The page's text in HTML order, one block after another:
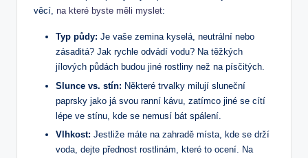
věcí, na které byste měli myslet:
Typ půdy: Je vaše zemina kyselá, neutrální nebo
zásaditá? Jak rychle odvádí vodu? Na těžkých
jílových půdách budou jiné rostliny než na písčitých.
Slunce vs. stín: Některé trvalky milují sluneční
paprsky jako já svou ranní kávu, zatímco jiné se cítí
lépe ve stínu, kde se nemusí bát spálení.
Vlhkost: Jestliže máte na zahradě místa, kde se drží
voda, dejte přednost rostlinám, které to ocení. Na